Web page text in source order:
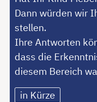
Dann würden wir
stellen.
Ihre Antworten
dass die
diesem Bereich
in Kürze